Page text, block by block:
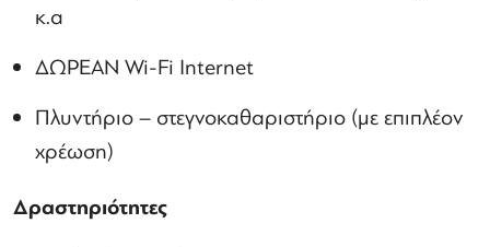
κ.α
ΔΩΡΕΑΝ Wi-Fi Internet
Πλυντήριο – στεγνοκαθαριστήριο (με επιπλέον
χρέωση)
Δραστηριότητες